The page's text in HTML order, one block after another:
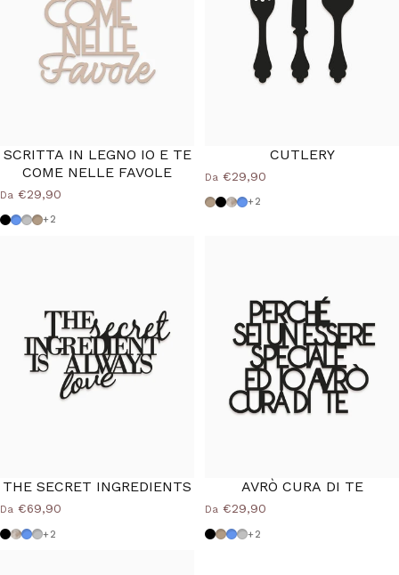
SCRITTA IN LEGNO IO E TE
COME NELLE FAVOLE
Da €29,90
Nero
Azzurro Polvere
Grigio Medio
Tortora
+2
CUTLERY
Da €29,90
Tortora
Nero
Shabby
Azzurro Polvere
+2
THE SECRET INGREDIENTS
Da €69,90
Nero
Shabby
Azzurro Polvere
Grigio Medio
+2
AVRÒ CURA DI TE
Da €29,90
Nero
Tortora
Azzurro Polvere
Grigio Medio
+2